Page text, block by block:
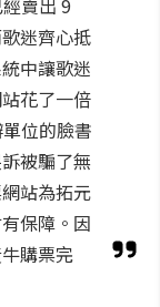
賣出 9
迷齊心抵
中讓歌迷
花了一倍
位的臉書
被騙了無
站為拓元
保障。因
購票完